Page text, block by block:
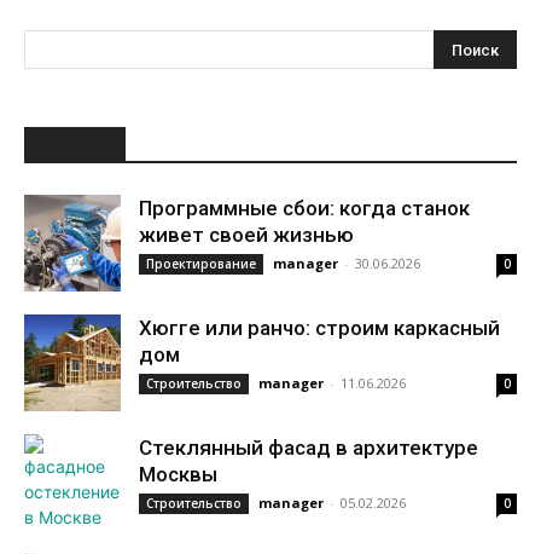
Программные сбои: когда станок
живет своей жизнью
Проектирование manager - 30.06.2026 0
Хюгге или ранчо: строим каркасный
дом
Строительство manager - 11.06.2026 0
Стеклянный фасад в архитектуре
Москвы
Строительство manager - 05.02.2026 0